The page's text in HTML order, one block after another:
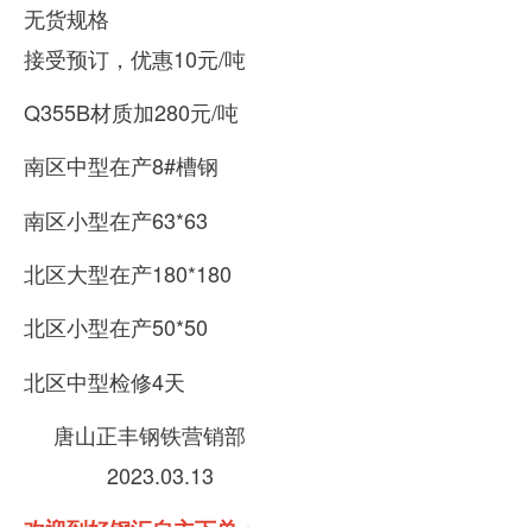
无货规格
接受预订，优惠10元/吨
Q355B材质加280元/吨
南区中型在产8#槽钢
南区小型在产63*63
北区大型在产180*180
北区小型在产50*50
北区中型检修4天
唐山正丰钢铁营销部
2023.03.13